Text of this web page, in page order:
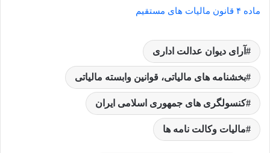
ماده ۴ قانون مالیات های مستقیم
آرای دیوان عدالت اداری
بخشنامه های مالیاتی، قوانین وابسته مالیاتی
کنسولگری های جمهوری اسلامی ایران
مالیات وکالت نامه ها